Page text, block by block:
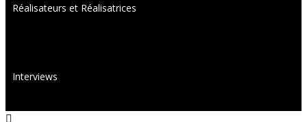
Réalisateurs et Réalisatrices
Interviews